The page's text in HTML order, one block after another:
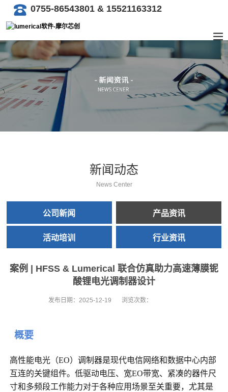
0755-86543801 & 15521163312
新闻动态
News Center
公司新闻 产品资讯
活动培训 行业资讯
案例 | HFSS & Lumerical 联合仿真助力高速薄膜铌
酸锂电光调制器设计
发布日期： 2025-12-19 浏览次数：
概要
高性能电光（EO）调制器是现代电信网络和数据中心内部
互连的关键组件。低驱动电压、宽EO带宽、紧凑的器件尺
寸和多频段工作能力对于各种应用场景至关重要，尤其是